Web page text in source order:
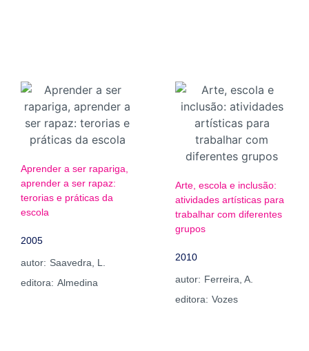
Aprender a ser rapariga,
aprender a ser rapaz:
terorias e práticas da
escola
2005
autor: Saavedra, L.
editora: Almedina
Arte, escola e inclusão:
atividades artísticas para
trabalhar com diferentes
grupos
2010
autor: Ferreira, A.
editora: Vozes